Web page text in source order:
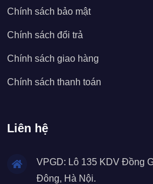
Chính sách bảo mật
Chính sách đổi trả
Chính sách giao hàng
Chính sách thanh toán
Liên hệ
VPGD: Lô 135 KDV Đồng
Đông, Hà Nội.